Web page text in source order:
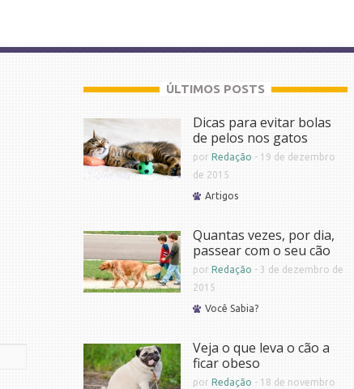
ÚLTIMOS POSTS
Dicas para evitar bolas
de pelos nos gatos
porRedação - 19 de dezembro
de 2015
Artigos
Quantas vezes, por dia,
passear com o seu cão
porRedação - 3 de dezembro de
2015
Você Sabia?
Veja o que leva o cão a
ficar obeso
porRedação - 18 de novembro